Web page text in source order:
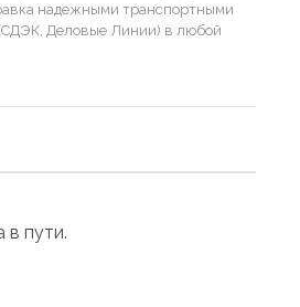
надежными транспортными
Деловые Линии) в любой
в пути.